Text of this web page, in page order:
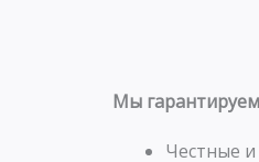
Мы
Честные